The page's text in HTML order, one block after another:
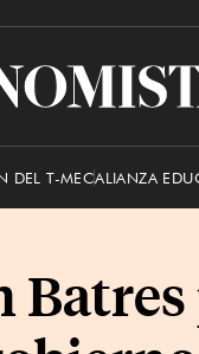
DEL T-MECALIANZA